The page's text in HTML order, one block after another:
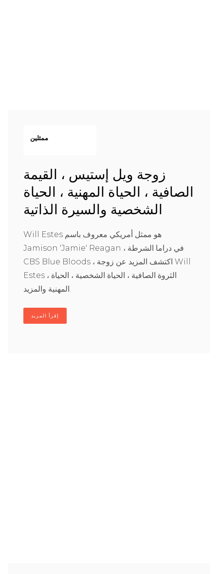
ممثلين
زوجة ويل إستيس ، القيمة
الصافية ، الحياة المهنية ، الحياة
الشخصية والسيرة الذاتية
Will Estes هو ممثل أمريكي معروف باسم
Jamison 'Jamie' Reagan ، في دراما الشرطة
CBS Blue Bloods ، اكتشف المزيد عن زوجة Will
Estes ، الثروة الصافية ، الحياة الشخصية ، الحياة
المهنية والمزيد.
إقرأ المزيد